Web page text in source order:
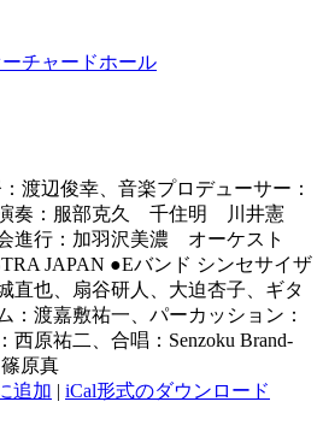
ーチャードホール
渡辺俊幸、音楽プロデューサー：
奏：服部克久 千住明 川井憲
進行：加羽沢美濃 オーケスト
JAPAN ●Eバンド シンセサイザ
直也、扇谷研人、大迫杏子、ギタ
：渡嘉敷祐一、パーカッション：
西原祐二、合唱：Senzoku Brand-
原真
追加 | iCal形式のダウンロード